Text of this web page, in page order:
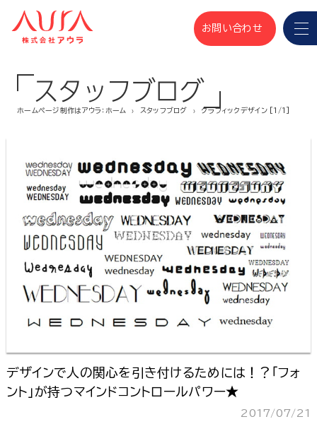
お問い合わせ
スタッフブログ
ホームページ制作はアウラ：ホーム スタッフブログ グラフィックデザイン [1/1]
デザインで人の関心を引き付けるためには！？「フォ
ント」が持つマインドコントロールパワー★
2017/07/21